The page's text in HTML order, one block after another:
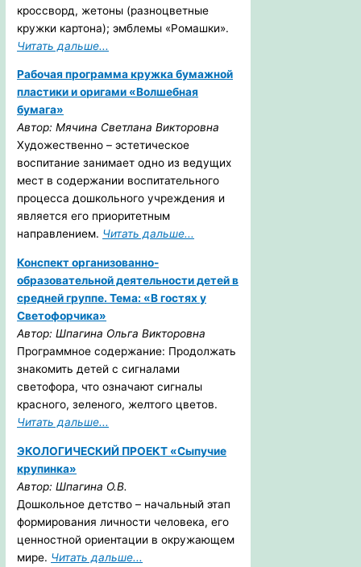
кроссворд, жетоны (разноцветные
кружки картона); эмблемы «Ромашки».
Читать дальше...
Рабочая программа кружка бумажной
пластики и оригами «Волшебная
бумага»
Автор: Мячина Светлана Викторовна
Художественно – эстетическое
воспитание занимает одно из ведущих
мест в содержании воспитательного
процесса дошкольного учреждения и
является его приоритетным
направлением. Читать дальше...
Конспект организованно-
образовательной деятельности детей в
средней группе. Тема: «В гостях у
Светофорчика»
Автор: Шпагина Ольга Викторовна
Программное содержание: Продолжать
знакомить детей с сигналами
светофора, что означают сигналы
красного, зеленого, желтого цветов.
Читать дальше...
ЭКОЛОГИЧЕСКИЙ ПРОЕКТ «Сыпучие
крупинка»
Автор: Шпагина О.В.
Дошкольное детство – начальный этап
формирования личности человека, его
ценностной ориентации в окружающем
мире. Читать дальше...